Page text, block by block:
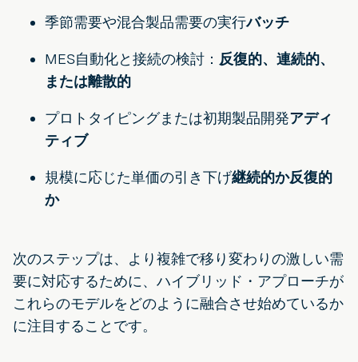
季節需要や混合製品需要の実行バッチ
MES自動化と接続の検討： 反復的、連続的、
または離散的
プロトタイピングまたは初期製品開発アディ
ティブ
規模に応じた単価の引き下げ継続的か反復的
か
次のステップは、より複雑で移り変わりの激しい需
要に対応するために、ハイブリッド・アプローチが
これらのモデルをどのように融合させ始めているか
に注目することです。